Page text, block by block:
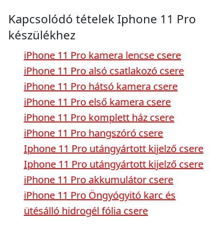
Kapcsolódó tételek Iphone 11 Pro
készülékhez
iPhone 11 Pro kamera lencse csere
iPhone 11 Pro alsó csatlakozó csere
iPhone 11 Pro hátsó kamera csere
iPhone 11 Pro első kamera csere
iPhone 11 Pro komplett ház csere
iPhone 11 Pro hangszóró csere
Iphone 11 Pro utángyártott kijelző csere
Iphone 11 Pro utángyártott kijelző csere
iPhone 11 Pro akkumulátor csere
iPhone 11 Pro Öngyógyitó karc és
ütésálló hidrogél fólia csere